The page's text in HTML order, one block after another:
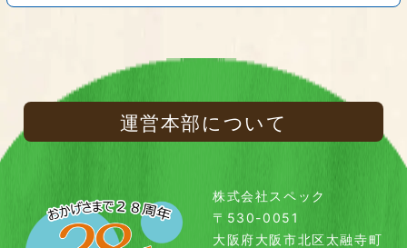
運営本部について
株式会社スペック
〒530-0051
大阪府大阪市北区太融寺町